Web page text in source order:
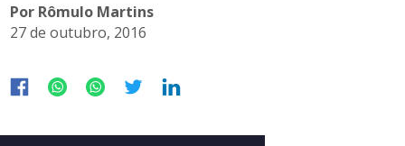
Por Rômulo Martins
27 de outubro, 2016